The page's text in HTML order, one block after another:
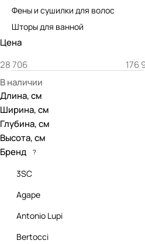
Фены и сушилки для волос
Шторы для ванной
Цена
В наличии
Длина, см
Ширина, см
Глубина, см
Высота, см
Бренд
?
3SC
Agape
Antonio Lupi
Bertocci